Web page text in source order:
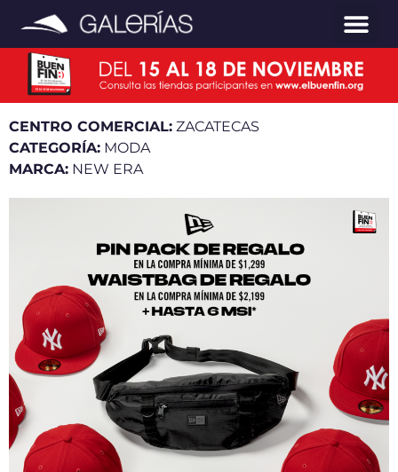
CENTRO COMERCIAL: ZACATECAS
CATEGORÍA: MODA
MARCA: NEW ERA